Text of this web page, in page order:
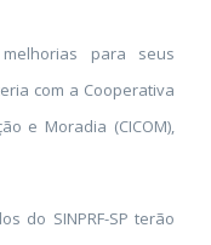
para seus
com a Cooperativa
e Moradia (CICOM),
do SINPRF-SP terão